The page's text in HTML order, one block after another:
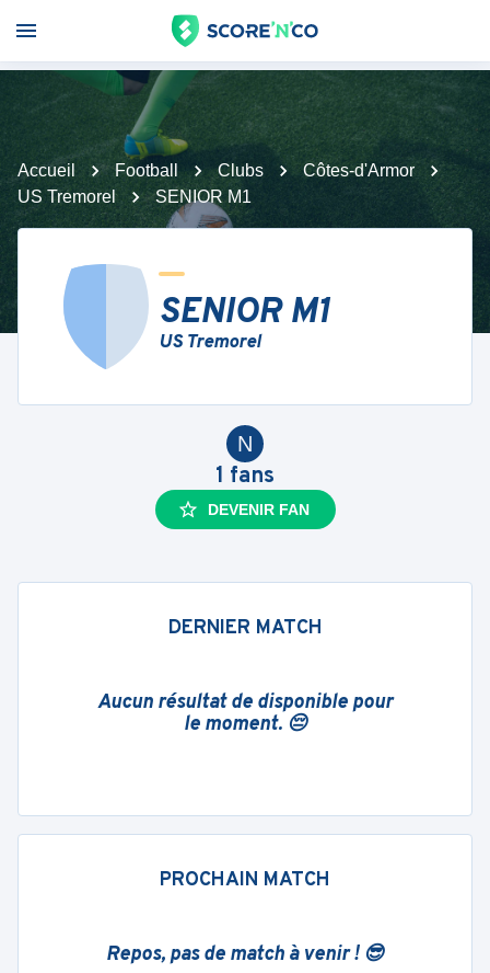
Accueil Football Clubs
Côtes-d'Armor
US Tremorel
SENIOR M1
SENIOR M1
US Tremorel
N
1 fans
DEVENIR FAN
DERNIER MATCH
Aucun résultat de disponible pour
le moment. 😔
PROCHAIN MATCH
Repos, pas de match à venir ! 😎